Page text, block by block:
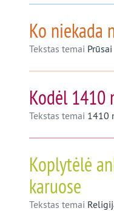
Ko niekada
Tekstas temai Prūsai
Kodėl 1410
Tekstas temai 1410
Koplytėlė
karuose
Tekstas temai